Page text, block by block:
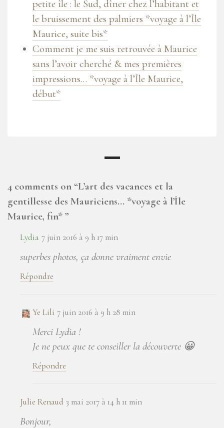
petite île : le Sud, dîner chez l’habitant et
le bruissement des palmiers *voyage à l’Île
Maurice, suite bis*
Comment je me suis retrouvée à Maurice
sans l’avoir cherché & mes premières
impressions… *voyage à l’Île Maurice,
début*
4 comments on “L’art des vacances et la
gentillesse des Mauriciens… *voyage à l’Île
Maurice, fin* ”
Lydia 7 juin 2016 à 9 h 17 min
superbes photos, ça donne vraiment envie
Répondre
Ye Lili 7 juin 2016 à 9 h 28 min
Merci Lydia !
Je ne peux que te conseiller la découverte 😀
Répondre
Julie Renaud 3 mai 2017 à 14 h 11 min
Bonjour,